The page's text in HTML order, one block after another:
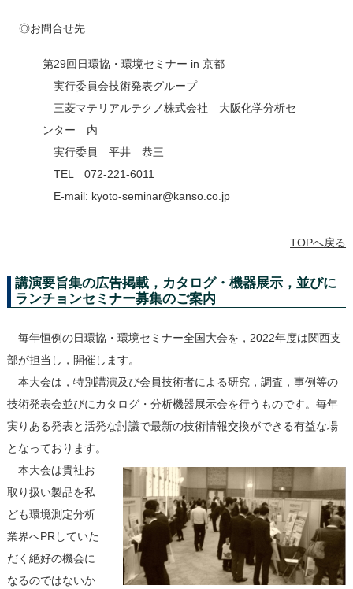
◎お問合せ先
第29回日環協・環境セミナー in 京都
実行委員会技術発表グループ
三菱マテリアルテクノ株式会社 大阪化学分析セ
ンター 内
実行委員 平井 恭三
TEL 072-221-6011
E-mail: kyoto-seminar@kanso.co.jp
TOPへ戻る
講演要旨集の広告掲載，カタログ・機器展示，並びに
ランチョンセミナー募集のご案内
毎年恒例の日環協・環境セミナー全国大会を，2022年度は関西支
部が担当し，開催します。
本大会は，特別講演及び会員技術者による研究，調査，事例等の
技術発表会並びにカタログ・分析機器展示会を行うものです。毎年
実りある発表と活発な討議で最新の技術情報交換ができる有益な場
となっております。
本大会は貴社お
取り扱い製品を私
ども環境測定分析
業界へPRしていた
だく絶好の機会に
なるのではないか